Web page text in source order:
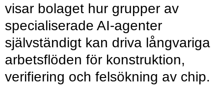
visar bolaget hur grupper av
specialiserade AI-agenter
självständigt kan driva långvariga
arbetsflöden för konstruktion,
verifiering och felsökning av chip.